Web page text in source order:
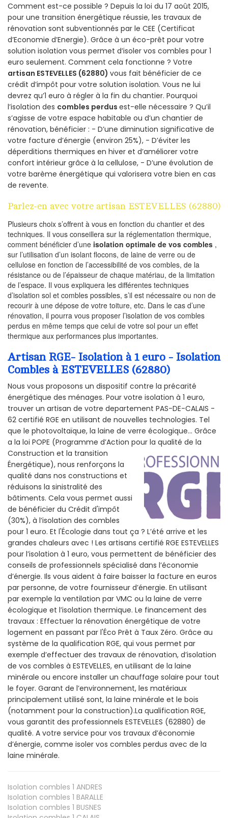
Comment est-ce possible ? Depuis la loi du 17 août 2015,
pour une transition énergétique réussie, les travaux de
rénovation sont subventionnés par le CEE (Certificat
d’Economie d’Energie). Grâce à un éco-prêt pour votre
solution isolation vous permet d’isoler vos combles pour 1
euro seulement. Comment cela fonctionne ? Votre
artisan ESTEVELLES (62880) vous fait bénéficier de ce
crédit d’impôt pour votre solution isolation. Vous ne lui
devrez qu’1 euro à régler à la fin du chantier. Pourquoi
l’isolation des combles perdus est-elle nécessaire ? Qu’il
s’agisse de votre espace habitable ou d’un chantier de
rénovation, bénéficier : - D’une diminution significative de
votre facture d’énergie (environ 25%), - D’éviter les
déperditions thermiques en hiver et d’améliorer votre
confort intérieur grâce à la cellulose, - D’une évolution de
votre barème énergétique qui valorisera votre bien en cas
de revente.
Parlez-en avec votre artisan ESTEVELLES (62880)
Plusieurs choix s’offrent à vous en fonction du chantier et des
techniques. Il vous conseillera sur la réglementation thermique,
comment bénéficier d’une isolation optimale de vos combles ,
sur l’utilisation d’un isolant flocons, de laine de verre ou de
cellulose en fonction de l’accessibilité de vos combles, de la
résistance ou de l’épaisseur de chaque matériau, de la limitation
de l’espace. Il vous expliquera les différentes techniques
d’isolation sol et combles possibles, s’il est nécessaire ou non de
recourir à une dépose de votre toiture, etc. Dans le cas d’une
rénovation, il pourra vous proposer l’isolation de vos combles
perdus en même temps que celui de votre sol pour un effet
thermique aux performances plus importantes.
Artisan RGE- Isolation à 1 euro - Isolation
Combles à ESTEVELLES (62880)
Nous vous proposons un dispositif contre la précarité
énergétique des ménages. Pour votre isolation à 1 euro,
trouver un artisan de votre departement PAS-DE-CALAIS -
62 certifié RGE en utilisant de nouvelles technologies. Tel
que le photovoltaïque, la laine de verre écologique... Grâce
a la loi POPE (Programme d’Action pour la qualité de la
Construction et la transition
Énergétique), nous renforçons la
qualité dans nos constructions et
réduisons la sinistralité des
bâtiments. Cela vous permet aussi
de bénéficier du Crédit d'impôt
(30%), à l’isolation des combles
pour 1 euro. Et l'Écologie dans tout ça ? L’été arrive et les
grandes chaleurs avec ! Les artisans certifié RGE ESTEVELLES
pour l’isolation à 1 euro, vous permettent de bénéficier des
conseils de professionnels spécialisé dans l’économie
d’énergie. Ils vous aident à faire baisser la facture en euros
par personne, de votre fournisseur d’énergie. En utilisant
par exemple la ventilation par VMC ou la laine de verre
écologique et l’isolation thermique. Le financement des
travaux : Effectuer la rénovation énergétique de votre
logement en passant par l'Éco Prêt à Taux Zéro. Grâce au
système de la qualification RGE, qui vous permet par
exemple d’effectuer des travaux de rénovation, d’isolation
de vos combles à ESTEVELLES, en utilisant de la laine
minérale ou encore installer un chauffage solaire pour tout
le foyer. Garant de l’environnement, les matériaux
principalement utilisé sont, la laine minérale et le bois
(notamment pour la construction).La qualification RGE,
vous garantit des professionnels ESTEVELLES (62880) de
qualité. A votre service pour vos travaux d’économie
d’énergie, comme isoler vos combles perdus avec de la
laine minérale.
Isolation combles 1 ANDRES
Isolation combles 1 BARALLE
Isolation combles 1 BUSNES